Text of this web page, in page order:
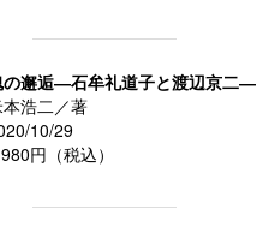
の邂逅―石牟礼道子と渡辺京二―
浩二／著
10/29
円（税込）